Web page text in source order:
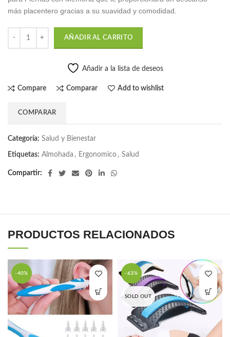
S/99.00.S/39.99.
más placentero gracias a su suavidad y comodidad.
AÑADIR AL CARRITO
Añadir a la lista de deseos
Compare Comparar Add to wishlist
COMPARAR
Categoría: Salud y Bienestar
Etiquetas: Almohada , Ergonomico , Salud
Compartir
PRODUCTOS RELACIONADOS
-40% -63%
SOLD OUT